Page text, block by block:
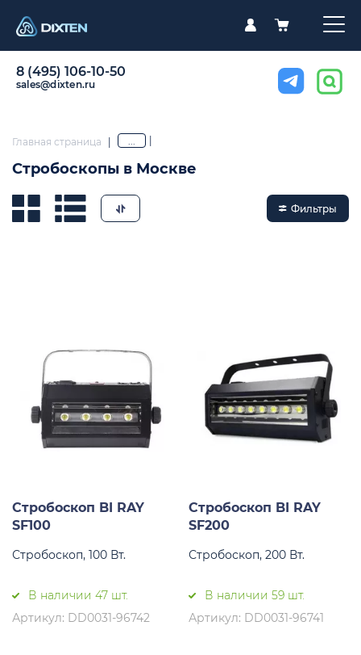
8 (495) 106-10-50
sales@dixten.ru
Главная страница | ...
Стробоскопы в Москве
Фильтры
Стробоскоп BI RAY
SF100
Стробоскоп, 100 Вт.
В наличии 47 шт.
Артикул: DD0031-96742
Стробоскоп BI RAY
SF200
Стробоскоп, 200 Вт.
В наличии 59 шт.
Артикул: DD0031-96741